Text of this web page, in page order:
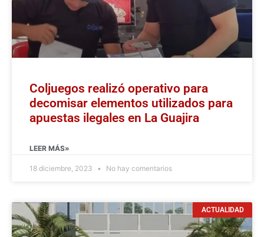
Coljuegos realizó operativo para
decomisar elementos utilizados para
apuestas ilegales en La Guajira
LEER MÁS»
18 diciembre, 2023 No hay comentarios
ACTUALIDAD